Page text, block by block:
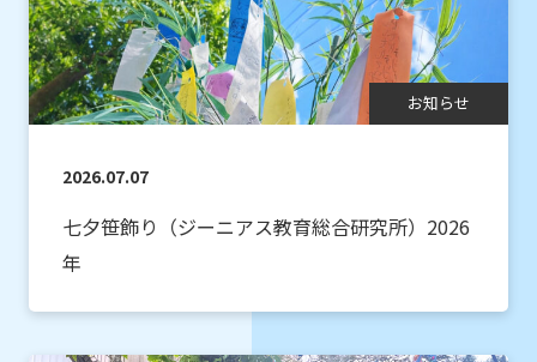
お知らせ
2026.07.07
七夕笹飾り（ジーニアス教育総合研究所）2026
年